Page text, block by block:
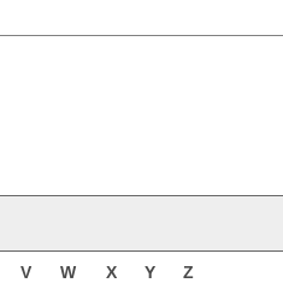
V W X Y Z